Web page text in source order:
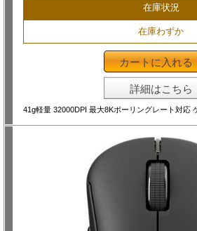
在庫状況
在庫わずか
カートに入れる
詳細はこちら
41g軽量 32000DPI 最大8Kポーリングレート対応